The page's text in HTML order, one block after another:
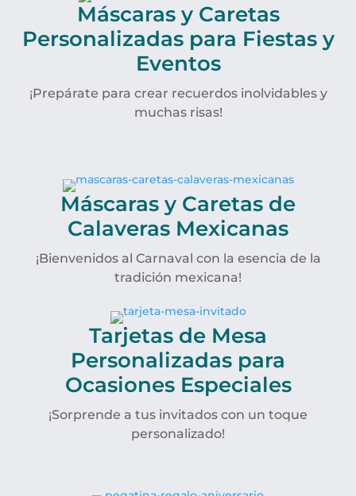
Máscaras y Caretas
Personalizadas para Fiestas y
Eventos
¡Prepárate para crear recuerdos inolvidables y
muchas risas!
Máscaras y Caretas de
Calaveras Mexicanas
¡Bienvenidos al Carnaval con la esencia de la
tradición mexicana!
Tarjetas de Mesa
Personalizadas para
Ocasiones Especiales
¡Sorprende a tus invitados con un toque
personalizado!